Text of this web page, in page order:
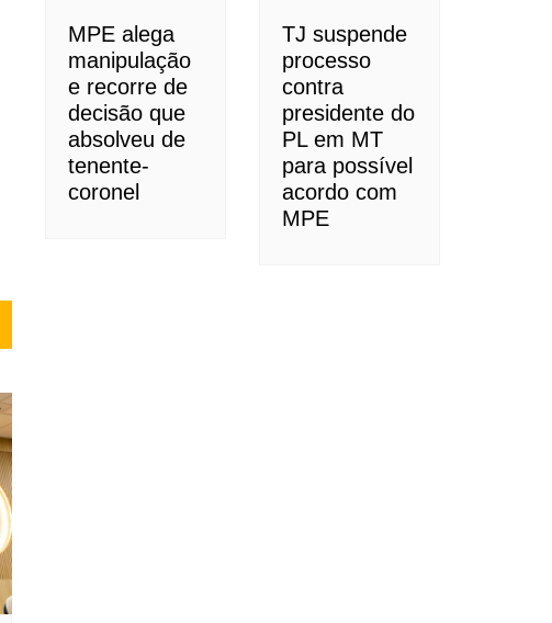
MPE alega
manipulação
e recorre de
decisão que
absolveu de
tenente-
coronel
TJ suspende
processo
contra
presidente do
PL em MT
para possível
acordo com
MPE